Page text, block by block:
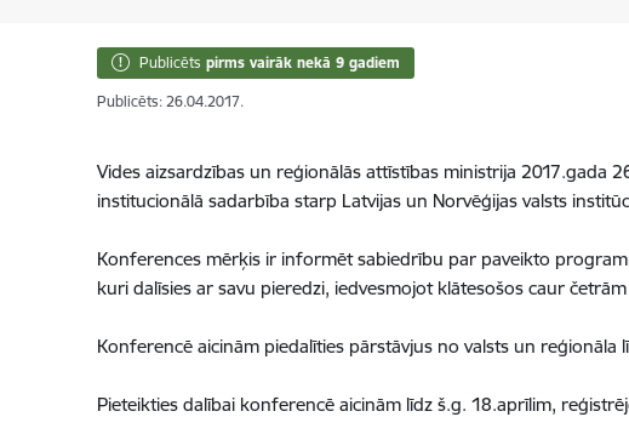
Publicēts pirms vairāk nekā 9 gadiem
Publicēts: 26.04.2017.
Vides aizsardzības un reģionālās attīstības ministrija 2017.gada
institucionālā sadarbība starp Latvijas un Norvēģijas valsts
Konferences mērķis ir informēt sabiedrību par paveikto
kuri dalīsies ar savu pieredzi, iedvesmojot klātesošos caur
Konferencē aicinām piedalīties pārstāvjus no valsts un
Pieteikties dalībai konferencē aicinām līdz š.g. 18.aprīlim,